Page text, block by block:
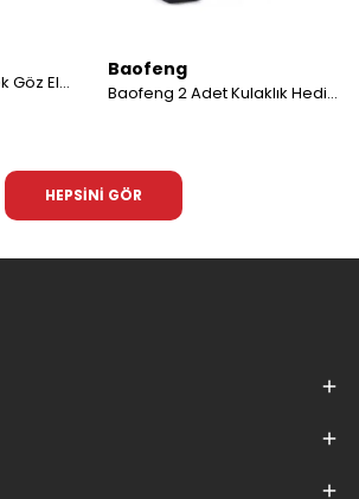
Ailipu Dokunmatik Tek Göz Elektrikli İndüksiyon Ocak Isıtıcı
Baofeng
Baofeng 2 Adet Kulaklık Hediyeli BF-777S Çift Yönlü Telsiz
HEPSİNİ GÖR